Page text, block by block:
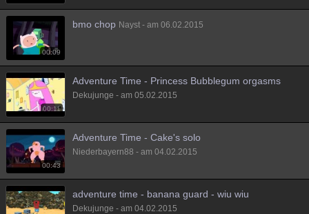
00:09
bmo chop Nayst - am 06.02.2015
00:11
Adventure Time - Princess Bubblegum orgasms
Dekujunge - am 05.02.2015
00:43
Adventure Time - Cake's solo
Niederbayern88 - am 04.02.2015
adventure time - banana guard - wiu wiu
Dekujunge - am 04.02.2015